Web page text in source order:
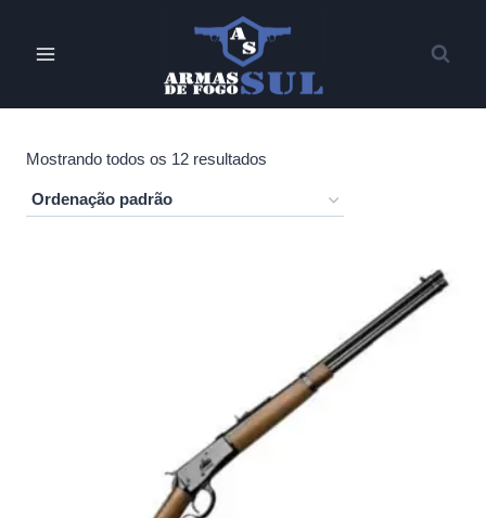
Mostrando todos os 12 resultados